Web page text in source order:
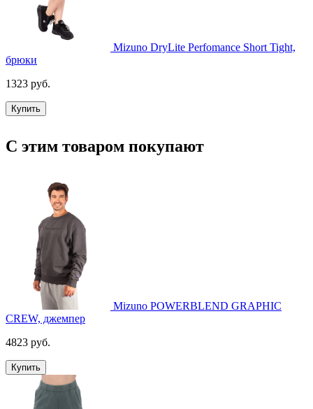
Mizuno DryLite Perfomance Short Tight,
брюки
1323 руб.
Купить
С этим товаром покупают
Mizuno POWERBLEND GRAPHIC
CREW, джемпер
4823 руб.
Купить